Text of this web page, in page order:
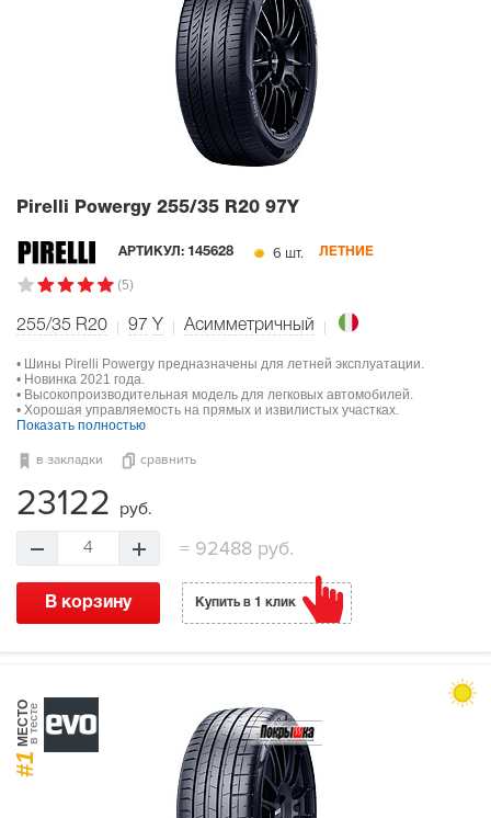
Pirelli Powergy 255/35 R20 97Y
АРТИКУЛ: 145628 6 шт. ЛЕТНИЕ
(5)
255/35 R20 97 Y Асимметричный
• Шины Pirelli Powergy предназначены для летней эксплуатации.
• Новинка 2021 года.
• Высокопроизводительная модель для легковых автомобилей.
• Хорошая управляемость на прямых и извилистых участках.
Показать полностью
в закладки сравнить
23122 руб.
4 =92488 руб.
В корзину Купить в 1 клик
#1
МЕСТОв тесте